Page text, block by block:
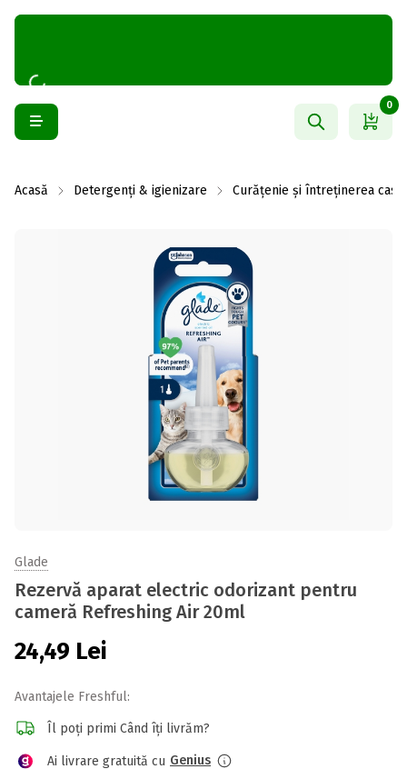
0
Acasă Detergenți & igienizare Curățenie și întreținerea casei
Glade
Rezervă aparat electric odorizant pentru
cameră Refreshing Air 20ml
24,49 Lei
Avantajele Freshful:
Îl poți primi Când îți livrăm?
Ai livrare gratuită cu Genius